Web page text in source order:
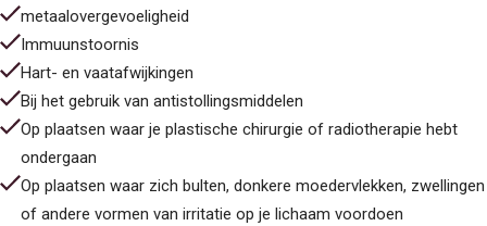
metaalovergevoeligheid
Immuunstoornis
Hart- en vaatafwijkingen
Bij het gebruik van antistollingsmiddelen
Op plaatsen waar je plastische chirurgie of radiotherapie hebt
ondergaan
Op plaatsen waar zich bulten, donkere moedervlekken, zwellingen
of andere vormen van irritatie op je lichaam voordoen